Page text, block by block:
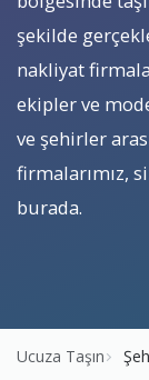
şekilde
nakliyat
ekipler ve
ve şehirler
firmalarımız,
burada.
Ucuza Taşın